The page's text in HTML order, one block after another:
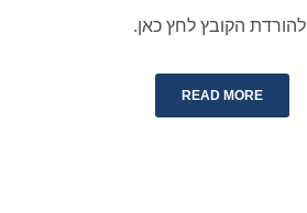
להורדת הקובץ לחץ כאן.
READ MORE